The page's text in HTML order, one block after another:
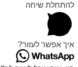
להתחלת שיחה
איך אפשר לעזור?